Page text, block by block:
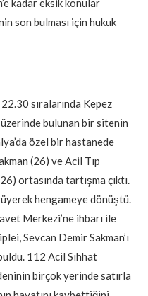
kadar eksik konular
son bulması için hukuk
sıralarında Kepez
bulunan bir sitenin
özel bir hastanede
(26) ve Acil Tıp
ortasında tartışma çıktı.
hengameye dönüştü.
Merkezi’ne ihbarı ile
Sevcan Demir Sakman’ı
112 Acil Sıhhat
birçok yerinde satırla